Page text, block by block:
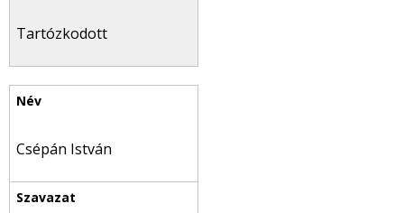
Tartózkodott
Csépán István